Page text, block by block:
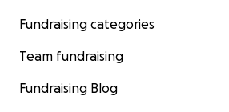
Fundraising categories
Team fundraising
Fundraising Blog